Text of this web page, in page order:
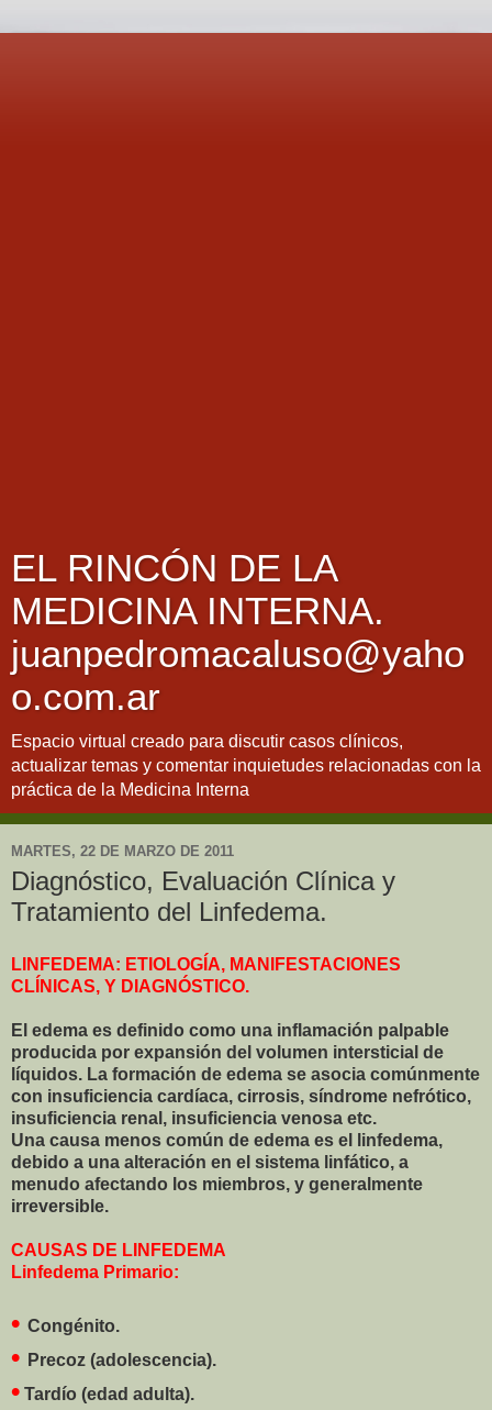
EL RINCÓN DE LA
MEDICINA INTERNA.
juanpedromacaluso@yaho
o.com.ar
Espacio virtual creado para discutir casos clínicos,
actualizar temas y comentar inquietudes relacionadas con la
práctica de la Medicina Interna
MARTES, 22 DE MARZO DE 2011
Diagnóstico, Evaluación Clínica y
Tratamiento del Linfedema.
LINFEDEMA: ETIOLOGÍA, MANIFESTACIONES
CLÍNICAS, Y DIAGNÓSTICO.
El edema es definido como una inflamación palpable
producida por expansión del volumen intersticial de
líquidos. La formación de edema se asocia comúnmente
con insuficiencia cardíaca, cirrosis, síndrome nefrótico,
insuficiencia renal, insuficiencia venosa etc.
Una causa menos común de edema es el linfedema,
debido a una alteración en el sistema linfático, a
menudo afectando los miembros, y generalmente
irreversible.
CAUSAS DE LINFEDEMA
Linfedema Primario:
• Congénito.
• Precoz (adolescencia).
• Tardío (edad adulta).